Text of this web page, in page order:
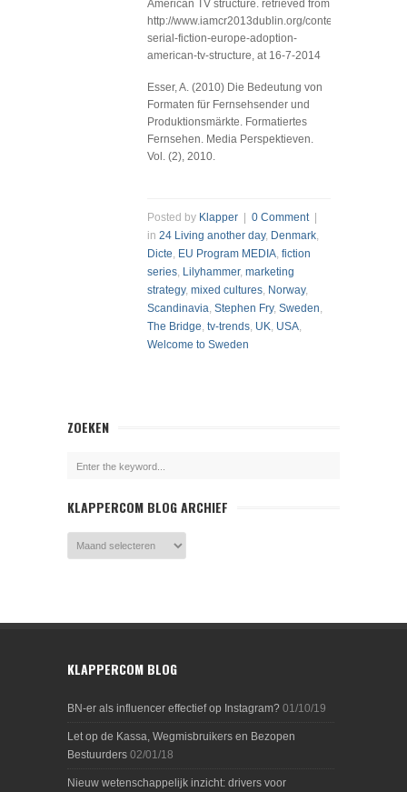
American TV structure. retrieved from
http://www.iamcr2013dublin.org/content/producing-
serial-fiction-europe-adoption-
american-tv-structure, at 16-7-2014
Esser, A. (2010) Die Bedeutung von
Formaten für Fernsehsender und
Produktionsmärkte. Formatiertes
Fernsehen. Media Perspektieven.
Vol. (2), 2010.
Posted by Klapper 0 Comment|
in 24 Living another day, Denmark,
Dicte, EU Program MEDIA, fiction
series, Lilyhammer, marketing
strategy, mixed cultures, Norway,
Scandinavia, Stephen Fry, Sweden,
The Bridge, tv-trends, UK, USA,
Welcome to Sweden
ZOEKEN
KLAPPERCOM BLOG ARCHIEF
KLAPPERCOM BLOG
BN-er als influencer effectief op Instagram? 01/10/19
Let op de Kassa, Wegmisbruikers en Bezopen
Bestuurders 02/01/18
Nieuw wetenschappelijk inzicht: drivers voor